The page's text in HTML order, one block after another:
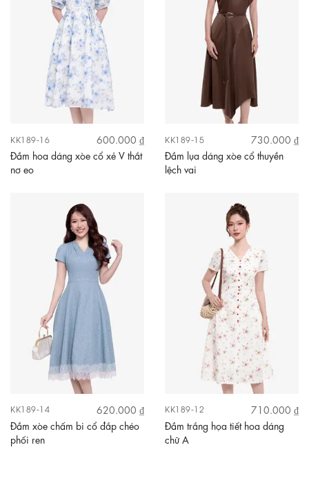
KK189-16
600.000 ₫
Đầm hoa dáng xòe cổ xẻ V thắt
nơ eo
KK189-15
730.000 ₫
Đầm lụa dáng xòe cổ thuyền
lệch vai
KK189-14
620.000 ₫
Đầm xòe chấm bi cổ đắp chéo
phối ren
KK189-12
710.000 ₫
Đầm trắng họa tiết hoa dáng
chữ A